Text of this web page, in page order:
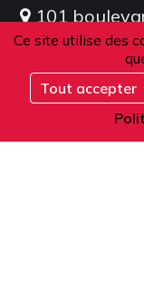
Ce site utilise des
Tout accepter
101
75006 Paris
France
Téléphone